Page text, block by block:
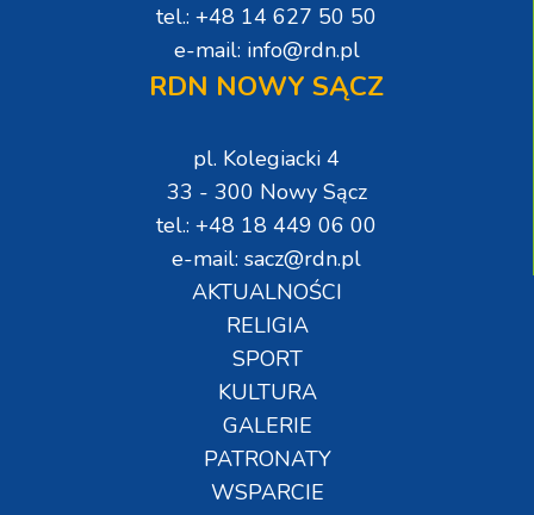
tel.: +48 14 627 50 50
e-mail: info@rdn.pl
RDN NOWY SĄCZ
pl. Kolegiacki 4
33 - 300 Nowy Sącz
tel.: +48 18 449 06 00
e-mail: sacz@rdn.pl
AKTUALNOŚCI
RELIGIA
SPORT
KULTURA
GALERIE
PATRONATY
WSPARCIE